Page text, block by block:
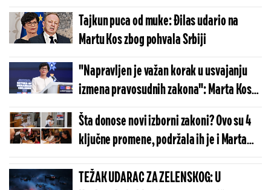
Martu Kos jer hvali Vučića (VIDEO)
Tajkun puca od muke: Đilas udario na
Martu Kos zbog pohvala Srbiji
"Napravljen je važan korak u usvajanju
izmena pravosudnih zakona": Marta Kos
pohvalila Srbiju!
Šta donose novi izborni zakoni? Ovo su 4
ključne promene, podržala ih je i Marta
Kos
TEŽAK UDARAC ZA ZELENSKOG: U